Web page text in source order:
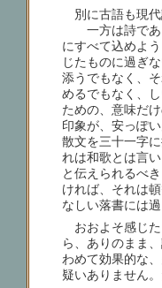
別に古語も現代
一方は詩であ
にすべて込めよ
じたものに過ぎ
添うでもなく、
めるでもなく、
ための、意味だ
印象が、安っぽ
散文を三十一字
れは和歌とは言
と伝えられるべ
ければ、それは
なしい落書には過
おおよそ感じた
ら、ありのまま
わめて効果的な
疑いありません。